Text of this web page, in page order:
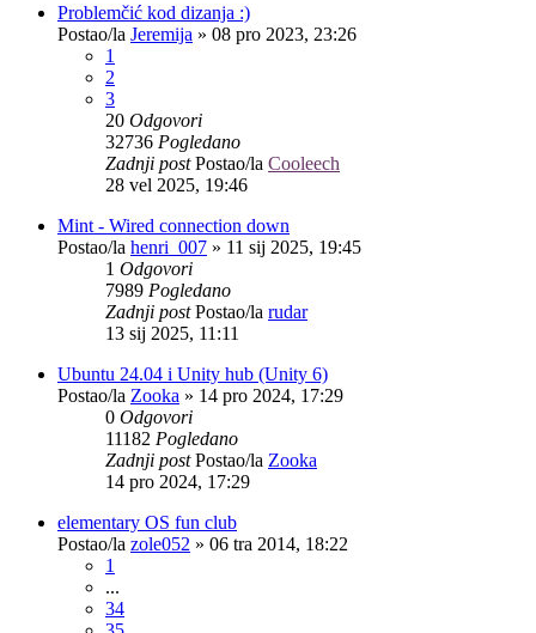
Problemčić kod dizanja :)
Postao/la Jeremija » 08 pro 2023, 23:26
1
2
3
20 Odgovori
32736 Pogledano
Zadnji postPostao/la Cooleech
28 vel 2025, 19:46
Mint - Wired connection down
Postao/la henri_007 » 11 sij 2025, 19:45
1 Odgovori
7989 Pogledano
Zadnji postPostao/la rudar
13 sij 2025, 11:11
Ubuntu 24.04 i Unity hub (Unity 6)
Postao/la Zooka » 14 pro 2024, 17:29
0 Odgovori
11182 Pogledano
Zadnji postPostao/la Zooka
14 pro 2024, 17:29
elementary OS fun club
Postao/la zole052 » 06 tra 2014, 18:22
1
...
34